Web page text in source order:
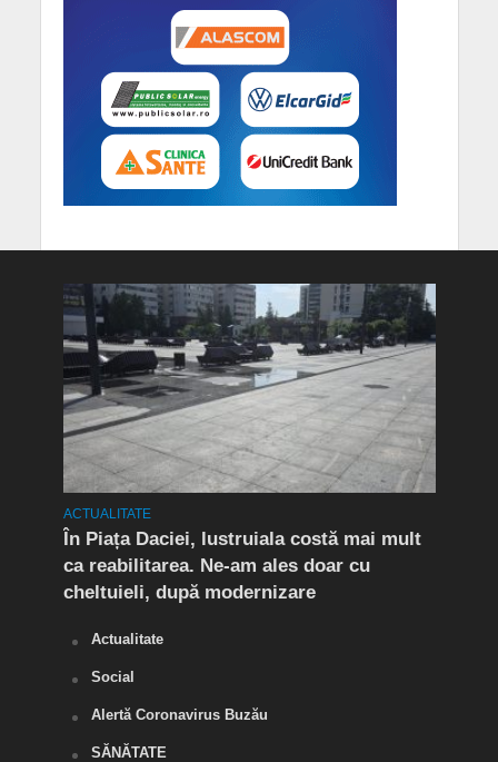
ACTUALITATE
În Piața Daciei, lustruiala costă mai mult
ca reabilitarea. Ne-am ales doar cu
cheltuieli, după modernizare
Actualitate
Social
Alertă Coronavirus Buzău
SĂNĂTATE